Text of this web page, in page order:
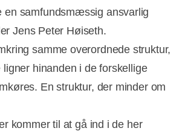
en samfundsmæssig ansvarlig
Jens Peter Høiseth.
samme overordnede struktur,
hinanden i de forskellige
En struktur, der minder om
kommer til at gå ind i de her